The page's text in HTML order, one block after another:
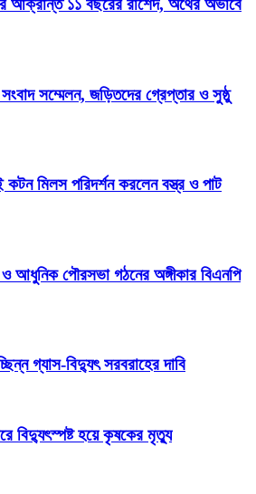
আক্রান্ত ১১ বছরের রাশেদ, অর্থের অভাবে
সংবাদ সম্মেলন, জড়িতদের গ্রেপ্তার ও সুষ্ঠু
কটন মিলস পরিদর্শন করলেন বস্ত্র ও পাট
আধুনিক পৌরসভা গঠনের অঙ্গীকার বিএনপি
গ্যাস-বিদ্যুৎ সরবরাহের দাবি
বিদ্যুৎস্পষ্ট হয়ে কৃষকের মৃত্যু